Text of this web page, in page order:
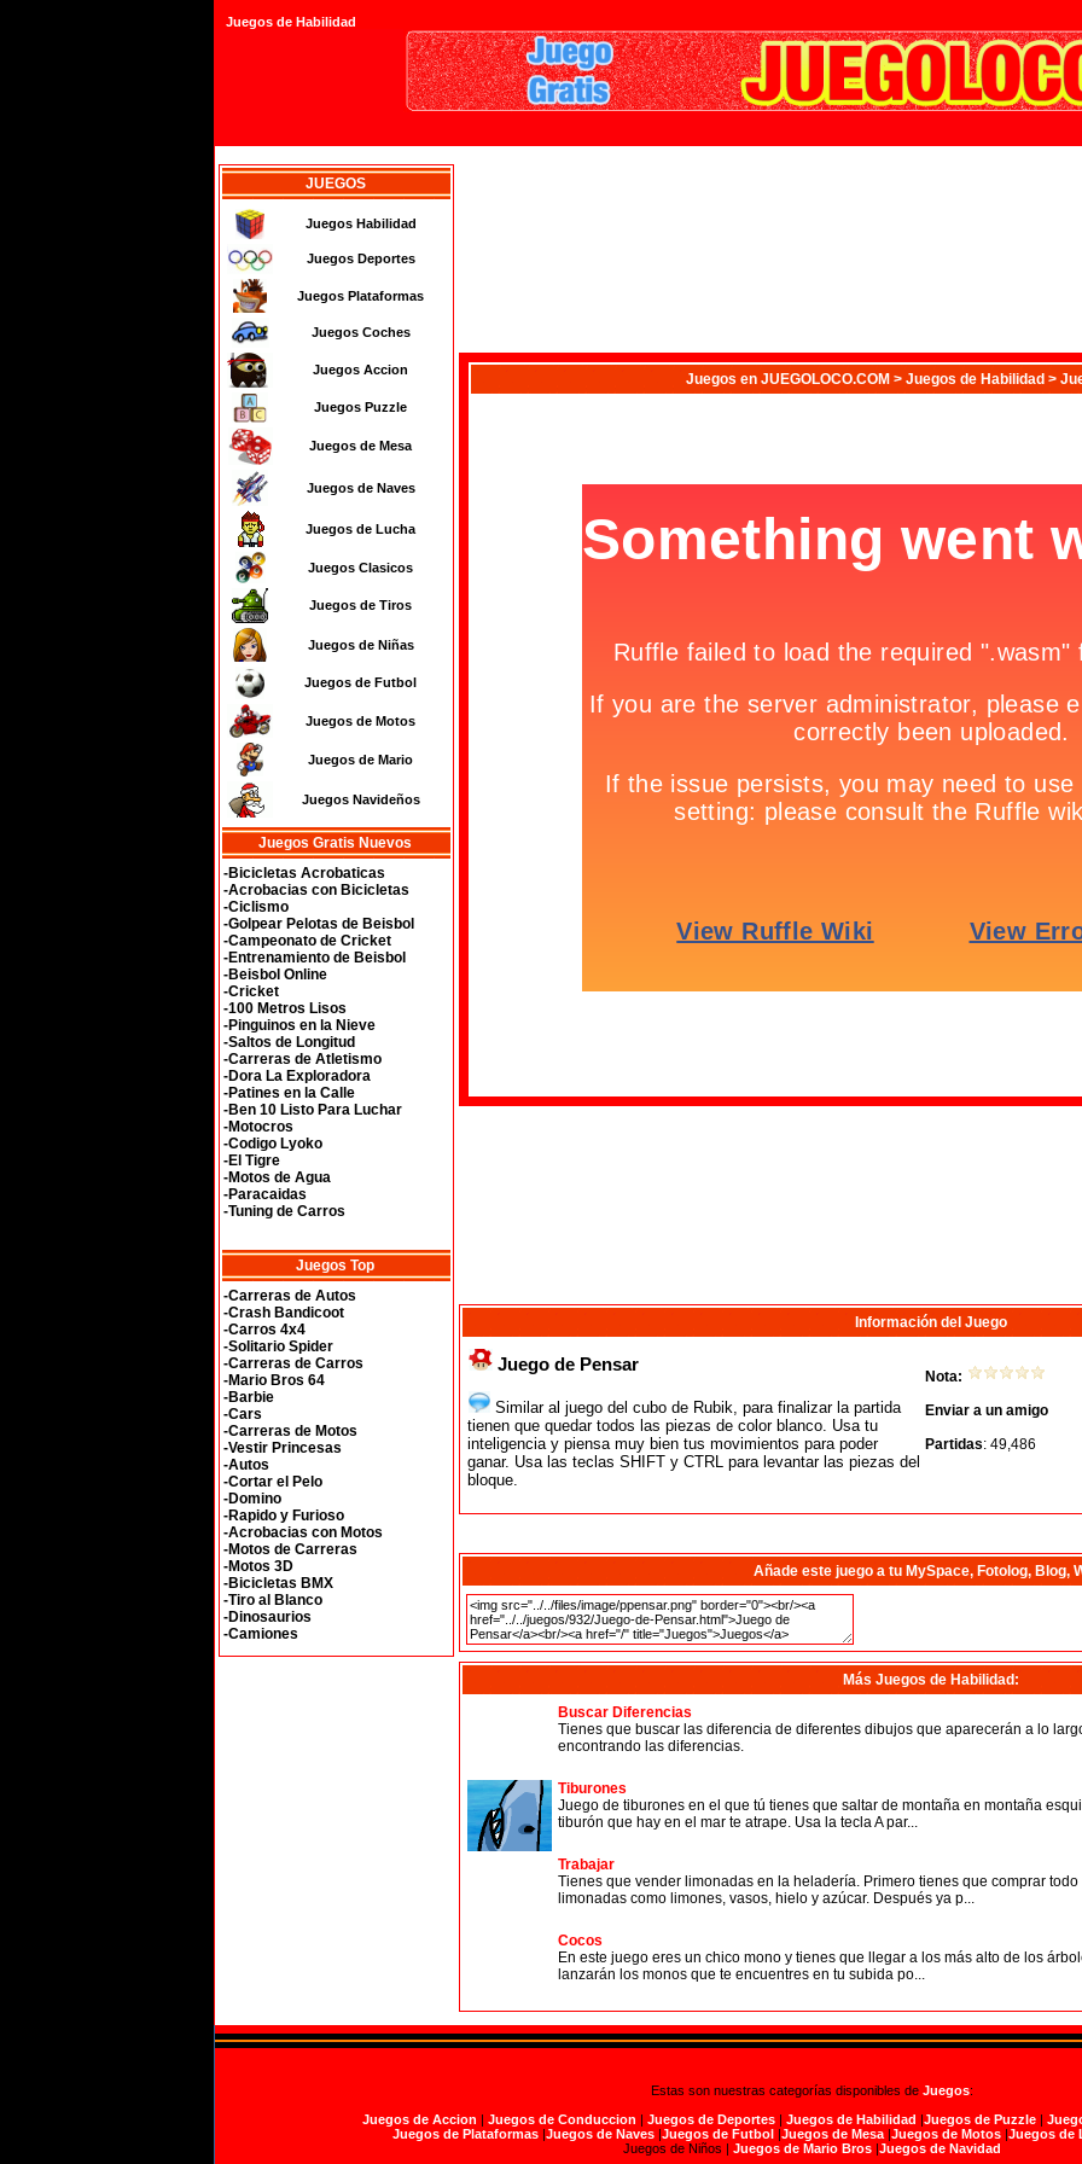
Juegos de Habilidad
JUEGOS
Juegos Habilidad
Juegos Deportes
Juegos Plataformas
Juegos Coches
Juegos Accion
Juegos Puzzle
Juegos de Mesa
Juegos de Naves
Juegos de Lucha
Juegos Clasicos
Juegos de Tiros
Juegos de Niñas
Juegos de Futbol
Juegos de Motos
Juegos de Mario
Juegos Navideños
Juegos Gratis Nuevos
-Bicicletas Acrobaticas
-Acrobacias con Bicicletas
-Ciclismo
-Golpear Pelotas de Beisbol
-Campeonato de Cricket
-Entrenamiento de Beisbol
-Beisbol Online
-Cricket
-100 Metros Lisos
-Pinguinos en la Nieve
-Saltos de Longitud
-Carreras de Atletismo
-Dora La Exploradora
-Patines en la Calle
-Ben 10 Listo Para Luchar
-Motocros
-Codigo Lyoko
-El Tigre
-Motos de Agua
-Paracaidas
-Tuning de Carros
Juegos Top
-Carreras de Autos
-Crash Bandicoot
-Carros 4x4
-Solitario Spider
-Carreras de Carros
-Mario Bros 64
-Barbie
-Cars
-Carreras de Motos
-Vestir Princesas
-Autos
-Cortar el Pelo
-Domino
-Rapido y Furioso
-Acrobacias con Motos
-Motos de Carreras
-Motos 3D
-Bicicletas BMX
-Tiro al Blanco
-Dinosaurios
-Camiones
Juegos en JUEGOLOCO.COM > Juegos de Habilidad >
Información del Juego
Juego de Pensar
Similar al juego del cubo de Rubik, para finalizar la partida
tienen que quedar todos las piezas de color blanco. Usa tu
inteligencia y piensa muy bien tus movimientos para poder
ganar. Usa las teclas SHIFT y CTRL para levantar las piezas del
bloque.
Nota:
Enviar a un amigo
Partidas: 49,486
Añade este juego a tu MySpace, Fotolog, Blog,
Más Juegos de Habilidad :
Buscar Diferencias
Tienes que buscar las diferencia de diferentes dibujos que aparecerán a lo
encontrando las diferencias.
Tiburones
Juego de tiburones en el que tú tienes que saltar de montaña en montaña
tiburón que hay en el mar te atrape. Usa la tecla A par...
Trabajar
Tienes que vender limonadas en la heladería. Primero tienes que comprar
limonadas como limones, vasos, hielo y azúcar. Después ya p...
Cocos
En este juego eres un chico mono y tienes que llegar a los más alto de los
lanzarán los monos que te encuentres en tu subida po...
Estas son nuestras categorías disponibles de Juegos:
Juegos de Accion | Juegos de Conduccion | Juegos de Deportes| Juegos de Habilidad |Juegos de Puzzle|
Juegos de Plataformas|Juegos de Naves|Juegos de Futbol|Juegos de Mesa|Juegos de Motos|Juegos de
Juegos de Niños | Juegos de Mario Bros|Juegos de Navidad